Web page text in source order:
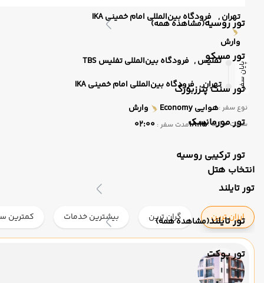
تور روسیه(مشاهده همه)
تور مسکو
تور سنت پترزبورگ
تور مورمانسک
تور ترکیبی روسیه
تور تایلند
تور تایلند(مشاهده همه)
تور پوکت
تهران , فرودگاه بین‌المللی امام خمینی IKA
وارش
پایان سفر تفلیس , فرودگاه بین‌المللی تفلیس TBS
تهران , فرودگاه بین‌المللی امام خمینی IKA
نوع سفر :هوایی وارش
ساعت حرکت :18:15مدت سفر : 02:00
انتخاب هتل
ارزان ترین گران ترین بیشترین خدمات کمترین